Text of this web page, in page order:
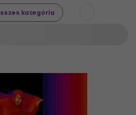
kategória